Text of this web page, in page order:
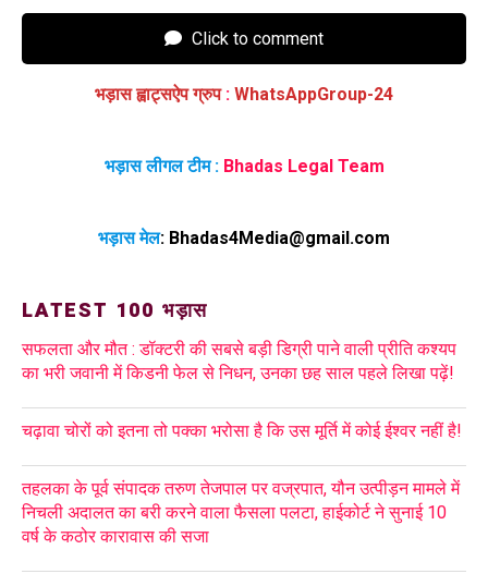
Click to comment
भड़ास ह्वाट्सऐप ग्रुप : WhatsAppGroup-24
भड़ास लीगल टीम : Bhadas Legal Team
भड़ास मेल: Bhadas4Media@gmail.com
LATEST 100 भड़ास
सफलता और मौत : डॉक्टरी की सबसे बड़ी डिग्री पाने वाली प्रीति कश्यप
का भरी जवानी में किडनी फेल से निधन, उनका छह साल पहले लिखा पढ़ें!
चढ़ावा चोरों को इतना तो पक्का भरोसा है कि उस मूर्ति में कोई ईश्वर नहीं है!
तहलका के पूर्व संपादक तरुण तेजपाल पर वज्रपात, यौन उत्पीड़न मामले में
निचली अदालत का बरी करने वाला फैसला पलटा, हाईकोर्ट ने सुनाई 10
वर्ष के कठोर कारावास की सजा